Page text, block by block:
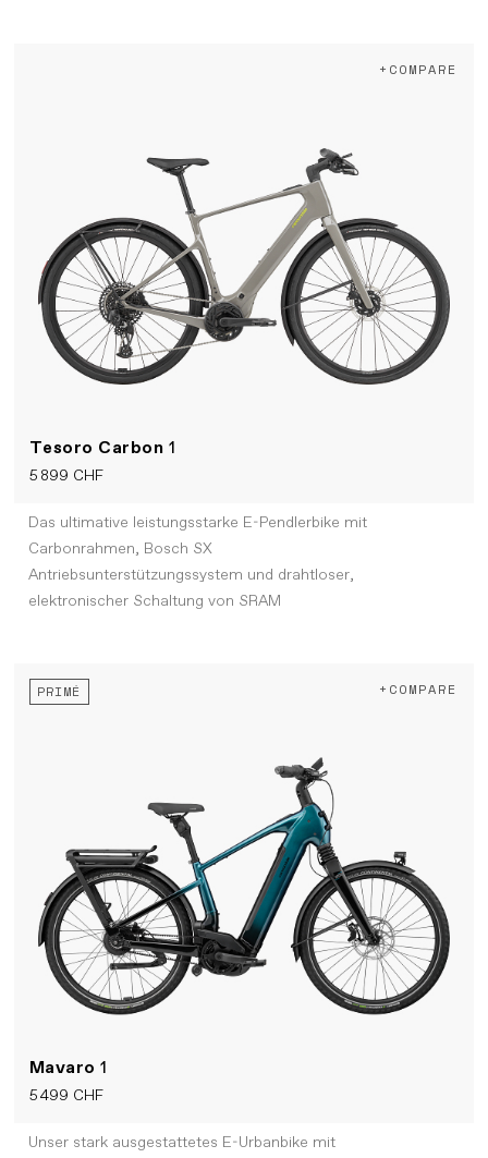
Tesoro Carbon 1
5 899 CHF
+COMPARE
Das ultimative leistungsstarke E-Pendlerbike mit
Carbonrahmen, Bosch SX
Antriebsunterstützungssystem und drahtloser,
elektronischer Schaltung von SRAM
PRIMÉ
Mavaro1
5 499 CHF
+COMPARE
Unser stark ausgestattetes E-Urbanbike mit